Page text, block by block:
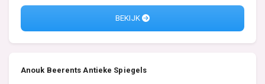
BEKIJK
Anouk Beerents Antieke Spiegels